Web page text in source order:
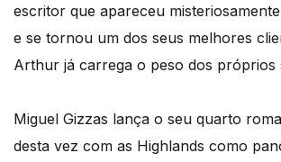
escritor que apareceu
e se tornou um dos seus melhores
Arthur já carrega o peso dos próprios
Miguel Gizzas lança o seu quarto
desta vez com as Highlands como